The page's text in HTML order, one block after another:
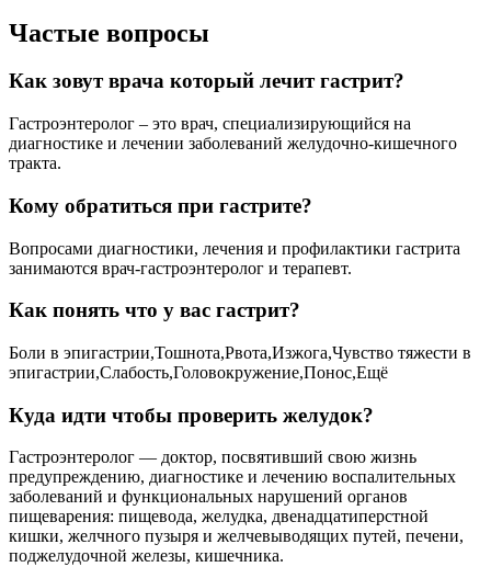
Частые вопросы
Как зовут врача который лечит гастрит?
Гастроэнтеролог – это врач, специализирующийся на
диагностике и лечении заболеваний желудочно-кишечного
тракта.
Кому обратиться при гастрите?
Вопросами диагностики, лечения и профилактики гастрита
занимаются врач-гастроэнтеролог и терапевт.
Как понять что у вас гастрит?
Боли в эпигастрии,Тошнота,Рвота,Изжога,Чувство тяжести в
эпигастрии,Слабость,Головокружение,Понос,Ещё
Куда идти чтобы проверить желудок?
Гастроэнтеролог — доктор, посвятивший свою жизнь
предупреждению, диагностике и лечению воспалительных
заболеваний и функциональных нарушений органов
пищеварения: пищевода, желудка, двенадцатиперстной
кишки, желчного пузыря и желчевыводящих путей, печени,
поджелудочной железы, кишечника.